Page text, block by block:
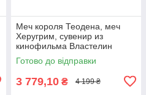
Меч короля Теодена, меч
Херугрим, сувенир из
кинофильма Властелин
Колец
Готово до відправки
3 779,10 ₴ 4 199 ₴